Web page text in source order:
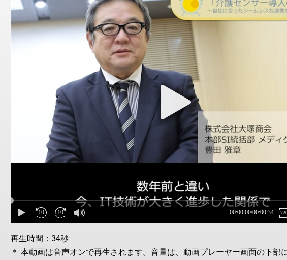
再生時間：34秒
＊ 本動画は音声オンで再生されます。音量は、動画プレーヤー画面の下部